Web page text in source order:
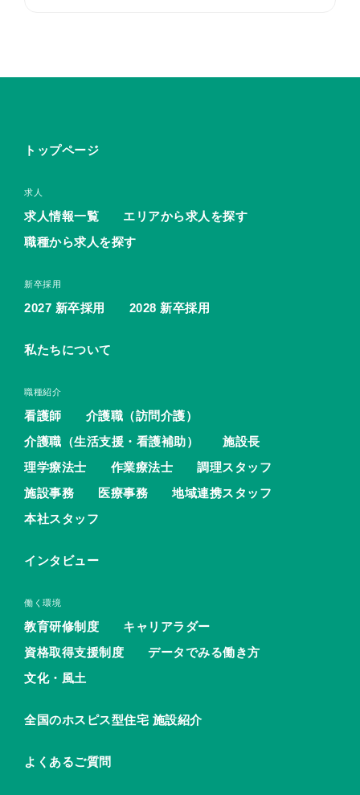
トップページ
求人
求人情報一覧
エリアから求人を探す
職種から求人を探す
新卒採用
2027 新卒採用 2028 新卒採用
私たちについて
職種紹介
看護師
介護職（訪問介護）
介護職（生活支援・看護補助）
施設長
理学療法士
作業療法士
調理スタッフ
施設事務
医療事務
地域連携スタッフ
本社スタッフ
インタビュー
働く環境
教育研修制度
キャリアラダー
資格取得支援制度
データでみる働き方
文化・風土
全国のホスピス型住宅 施設紹介
よくあるご質問